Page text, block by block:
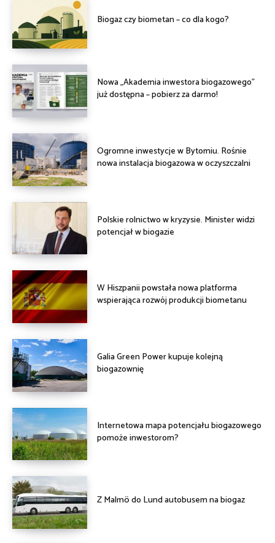
Biogaz czy biometan – co dla kogo?
Nowa „Akademia inwestora biogazowego”
już dostępna – pobierz za darmo!
Ogromne inwestycje w Bytomiu. Rośnie
nowa instalacja biogazowa w oczyszczalni
Polskie rolnictwo w kryzysie. Minister widzi
potencjał w biogazie
W Hiszpanii powstała nowa platforma
wspierająca rozwój produkcji biometanu
Galia Green Power kupuje kolejną
biogazownię
Internetowa mapa potencjału biogazowego
pomoże inwestorom?
Z Malmö do Lund autobusem na biogaz